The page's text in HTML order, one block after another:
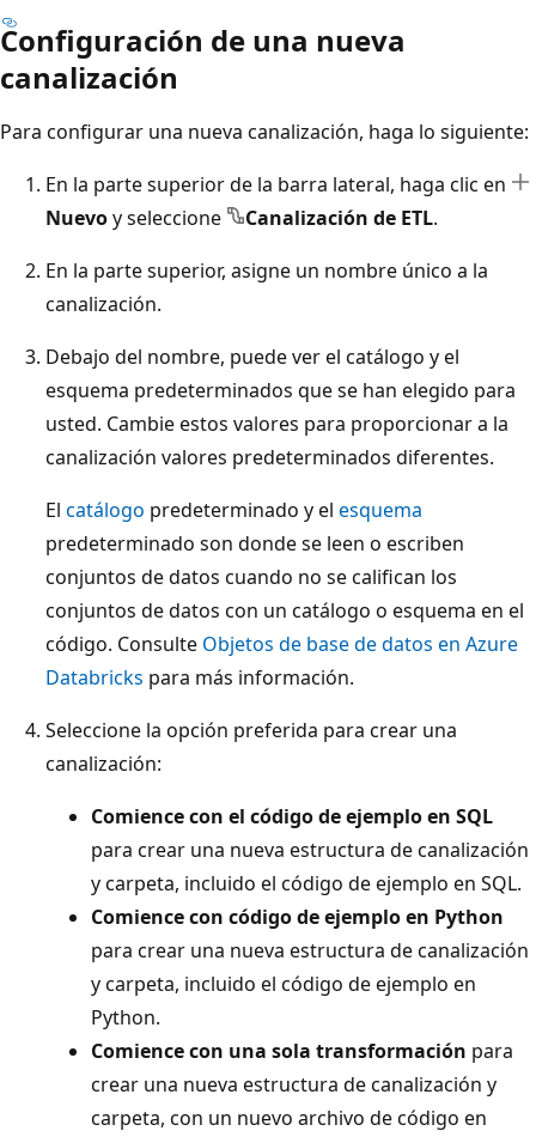
Configuración de una nueva
canalización
Para configurar una nueva canalización, haga lo siguiente:
En la parte superior de la barra lateral, haga clic en
Nuevoy seleccione Canalización de ETL.
En la parte superior, asigne un nombre único a la
canalización.
Debajo del nombre, puede ver el catálogo y el
esquema predeterminados que se han elegido para
usted. Cambie estos valores para proporcionar a la
canalización valores predeterminados diferentes.
El catálogo predeterminado y el esquema
predeterminado son donde se leen o escriben
conjuntos de datos cuando no se califican los
conjuntos de datos con un catálogo o esquema en el
código. Consulte Objetos de base de datos en Azure
Databricks para más información.
Seleccione la opción preferida para crear una
canalización:
Comience con el código de ejemplo en SQL
para crear una nueva estructura de canalización
y carpeta, incluido el código de ejemplo en SQL.
Comience con código de ejemplo en Python
para crear una nueva estructura de canalización
y carpeta, incluido el código de ejemplo en
Python.
Comience con una sola transformación para
crear una nueva estructura de canalización y
carpeta, con un nuevo archivo de código en